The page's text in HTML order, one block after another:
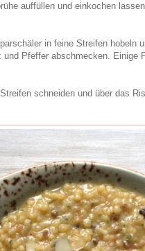
auffüllen und einkochen
in feine Streifen hobeln
und Pfeffer abschmecken. Einige
schneiden und über das